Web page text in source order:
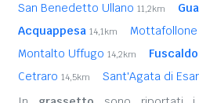
San Benedetto Ullano 11,2km
Acquappesa 14,1km Mottafollone
Montalto Uffugo 14,2km Fuscaldo
Cetraro 14,5km Sant'Agata di